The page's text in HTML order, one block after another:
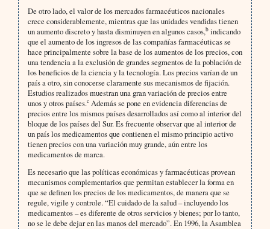
De otro lado, el valor de los mercados farmacéuticos nacionales
crece considerablemente, mientras que las unidades vendidas tienen
un aumento discreto y hasta disminuyen en algunos casos,b indicando
que el aumento de los ingresos de las compañías farmacéuticas se
hace principalmente sobre la base de los aumentos de los precios, con
una tendencia a la exclusión de grandes segmentos de la población de
los beneficios de la ciencia y la tecnología. Los precios varían de un
país a otro, sin conocerse claramente sus mecanismos de fijación.
Estudios realizados muestran una gran variación de precios entre
unos y otros países.cAdemás se pone en evidencia diferencias de
precios entre los mismos países desarrollados así como al interior del
bloque de los países del Sur. Es frecuente observar que al interior de
un país los medicamentos que contienen el mismo principio activo
tienen precios con una variación muy grande, aún entre los
medicamentos de marca.
Es necesario que las políticas económicas y farmacéuticas provean
mecanismos complementarios que permitan establecer la forma en
que se definen los precios de los medicamentos, de manera que se
regule, vigile y controle. “El cuidado de la salud – incluyendo los
medicamentos – es diferente de otros servicios y bienes; por lo tanto,
no se le debe dejar en las manos del mercado”. En 1996, la Asamblea